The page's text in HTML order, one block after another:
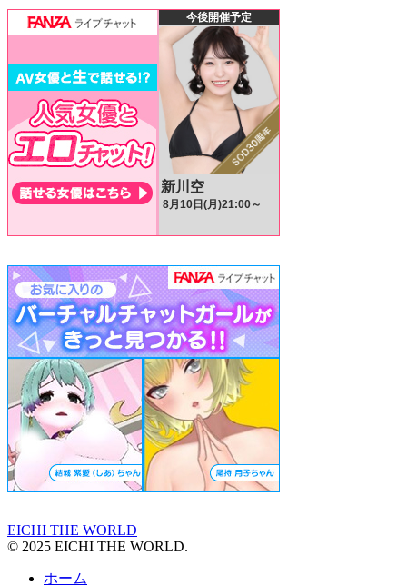
EICHI THE WORLD
© 2025 EICHI THE WORLD.
ホーム